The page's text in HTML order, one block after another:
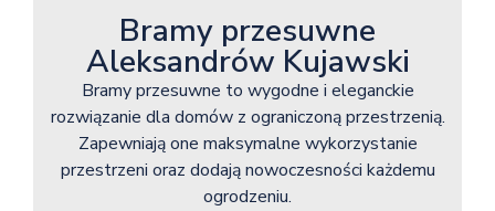
Bramy przesuwne
Aleksandrów Kujawski
Bramy przesuwne to wygodne i eleganckie
rozwiązanie dla domów z ograniczoną przestrzenią.
Zapewniają one maksymalne wykorzystanie
przestrzeni oraz dodają nowoczesności każdemu
ogrodzeniu.